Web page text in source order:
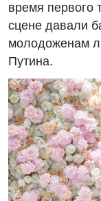
время первого
сцене давали
молодоженам
Путина.